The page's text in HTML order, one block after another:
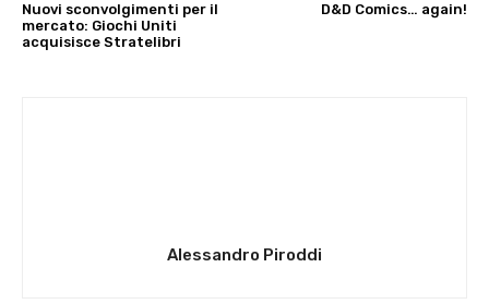
Nuovi sconvolgimenti per il
mercato: Giochi Uniti
acquisisce Stratelibri
D&D Comics… again!
Alessandro Piroddi